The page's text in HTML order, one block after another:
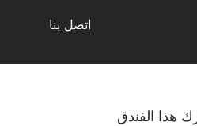
اتصل بنا
هذا الفندق